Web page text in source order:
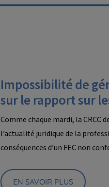
Impossibilité de
sur le rapport sur
Comme chaque mardi, la CRCC
l’actualité juridique de la
conséquences d’un FEC non
EN SAVOIR PLUS